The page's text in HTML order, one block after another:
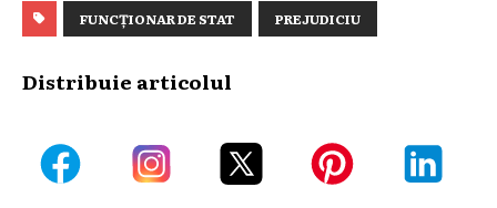
FUNCȚIONAR DE STAT PREJUDICIU
Distribuie articolul